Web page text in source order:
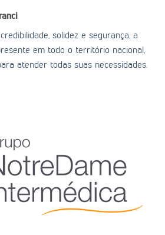
solidez e segurança, a
em todo o território nacional,
atender todas suas necessidades.